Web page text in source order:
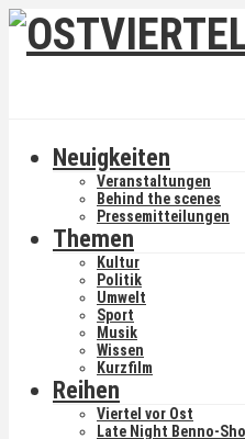
Neuigkeiten
Veranstaltungen
Behind the scenes
Pressemitteilungen
Themen
Kultur
Politik
Umwelt
Sport
Musik
Wissen
Kurzfilm
Reihen
Viertel vor Ost
Late Night Benno-